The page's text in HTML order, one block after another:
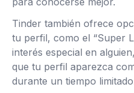
Tinder también ofrece
tu perfil, como el “Super
interés especial en
que tu perfil aparezca
durante un tiempo